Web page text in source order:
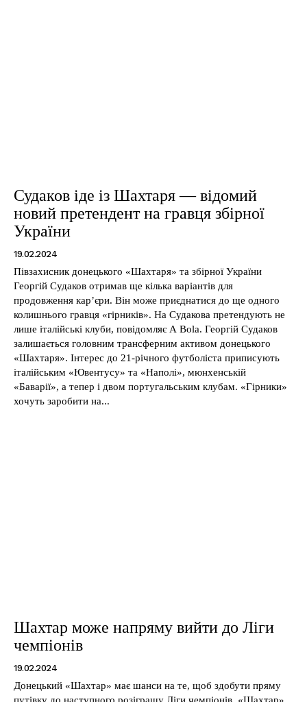
Судаков іде із Шахтаря — відомий
новий претендент на гравця збірної
України
19.02.2024
Півзахисник донецького «Шахтаря» та збірної України
Георгій Судаков отримав ще кілька варіантів для
продовження кар’єри. Він може приєднатися до ще одного
колишнього гравця «гірників». На Судакова претендують не
лише італійські клуби, повідомляє A Bola. Георгій Судаков
залишається головним трансферним активом донецького
«Шахтаря». Інтерес до 21-річного футболіста приписують
італійським «Ювентусу» та «Наполі», мюнхенській
«Баварії», а тепер і двом португальським клубам. «Гірники»
хочуть заробити на...
Шахтар може напряму вийти до Ліги
чемпіонів
19.02.2024
Донецький «Шахтар» має шанси на те, щоб здобути пряму
путівку до наступного розіграшу Ліги чемпіонів. «Шахтар»